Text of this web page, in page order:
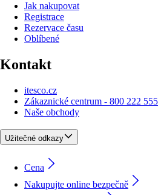
Jak nakupovat
Registrace
Rezervace času
Oblíbené
Kontakt
itesco.cz
Zákaznické centrum - 800 222 555
Naše obchody
Užitečné odkazy
Cena
Nakupujte online bezpečně